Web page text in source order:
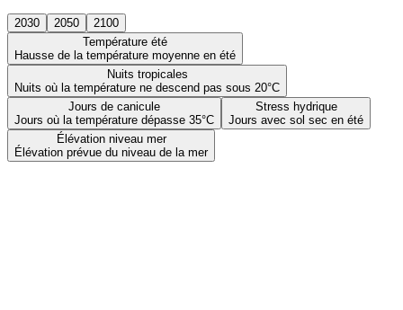
2030 2050
2100
Température été
Hausse de la température moyenne en été
Nuits tropicales
Nuits où la température ne descend pas sous 20°C
Jours de canicule
Jours où la température dépasse 35°C
Stress hydrique
Jours avec sol sec en été
Élévation niveau mer
Élévation prévue du niveau de la mer